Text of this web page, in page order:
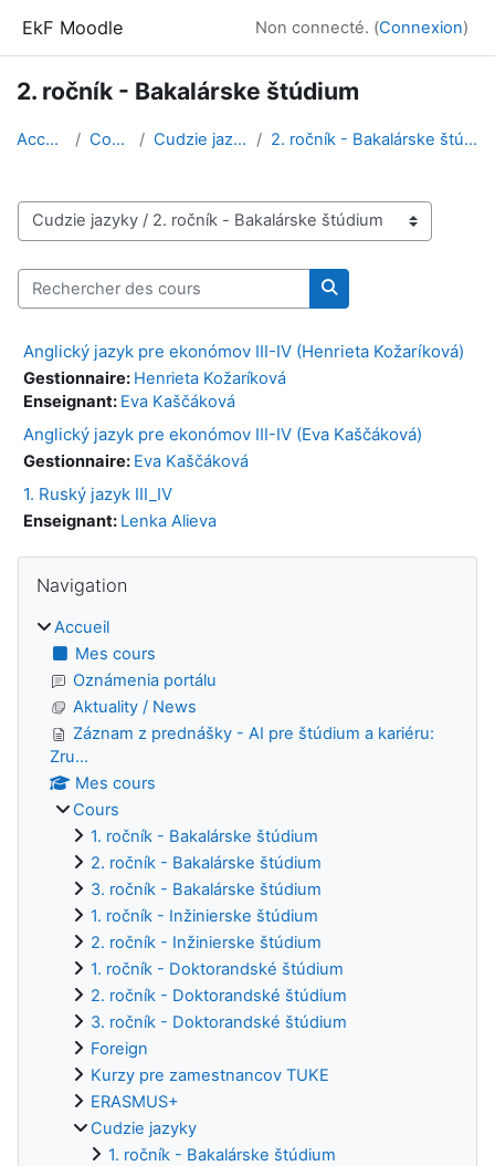
EkF Moodle Non connecté. (Connexion)
2. ročník - Bakalárske štúdium
Accueil Cours Cudzie jazyky 2. ročník - Bakalárske štúdium
Catégories de cours
Rechercher des cours
Rechercher des
Anglický jazyk pre ekonómov III-IV (Henrieta Kožaríková)
Gestionnaire: Henrieta Kožaríková
Enseignant: Eva Kaščáková
Anglický jazyk pre ekonómov III-IV (Eva Kaščáková)
Gestionnaire: Eva Kaščáková
1. Ruský jazyk III_IV
Enseignant: Lenka Alieva
Blocs
Navigation
Accueil
Mes cours
Oznámenia portálu
Aktuality / News
Záznam z prednášky - AI pre štúdium a kariéru:
Zru...
Mes cours
Cours
1. ročník - Bakalárske štúdium
2. ročník - Bakalárske štúdium
3. ročník - Bakalárske štúdium
1. ročník - Inžinierske štúdium
2. ročník - Inžinierske štúdium
1. ročník - Doktorandské štúdium
2. ročník - Doktorandské štúdium
3. ročník - Doktorandské štúdium
Foreign
Kurzy pre zamestnancov TUKE
ERASMUS+
Cudzie jazyky
1. ročník - Bakalárske štúdium